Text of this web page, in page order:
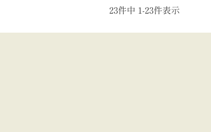
23件中 1-23件表示